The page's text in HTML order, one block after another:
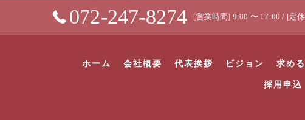
072-247-8274 [営業時間] 9:00 〜 17:00 / [定
ホーム 会社概要 代表挨拶 ビジョン 求め
採用申込